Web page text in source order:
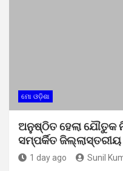
ମୋ ଓଡ଼ିଶା
ଅନୁଷ୍ଠିତ ହେଲା ଯୌତୁକ
ସମ୍ପର୍କିତ
1 day ago Sunil